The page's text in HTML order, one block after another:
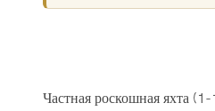
Частная роскошная яхта